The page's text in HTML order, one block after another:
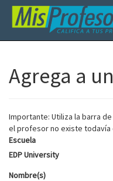
Agrega a
Importante: Utiliza la barra
el profesor no existe todavía
Escuela
EDP University
Nombre(s)